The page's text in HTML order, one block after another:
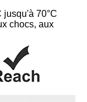
jusqu'à 70°C
chocs, aux